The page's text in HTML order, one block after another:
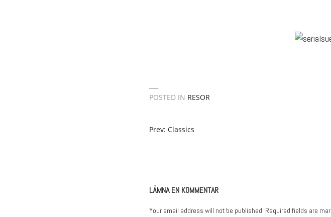
POSTED IN RESOR
POST
Prev: Classics
LÄMNA EN KOMMENTAR
Your email address will not be published. Required fields are